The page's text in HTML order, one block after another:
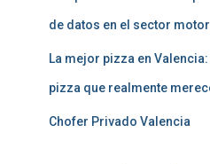
de datos en el sector motor
La mejor pizza en
pizza que realmente
Chofer Privado Valencia